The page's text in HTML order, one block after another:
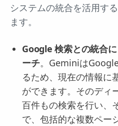
システムの統合を活用す
ます。
Google 検索との統合
ーチ。Geminiは
るため、現在の情報に
ができます。そのディ
百件もの検索を行い、
で、包括的な複数ペー